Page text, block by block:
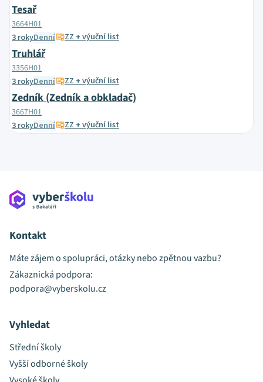
Tesař
3664H01
3 rokyDenní ZZ + výuční list
Truhlář
3356H01
3 rokyDenní ZZ + výuční list
Zedník (Zedník a obkladač)
3667H01
3 rokyDenní ZZ + výuční list
Kontakt
Máte zájem o spolupráci, otázky nebo zpětnou vazbu?
Zákaznická podpora:
podpora@vyberskolu.cz
Vyhledat
Střední školy
Vyšší odborné školy